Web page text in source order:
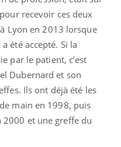
recevoir ces deux
Lyon en 2013 lorsque
été accepté. Si la
par le patient, c’est
Dubernard et son
Ils ont déjà été les
main en 1998, puis
et une greffe du